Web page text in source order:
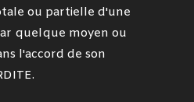
ou partielle d'une
quelque moyen ou
l'accord de son